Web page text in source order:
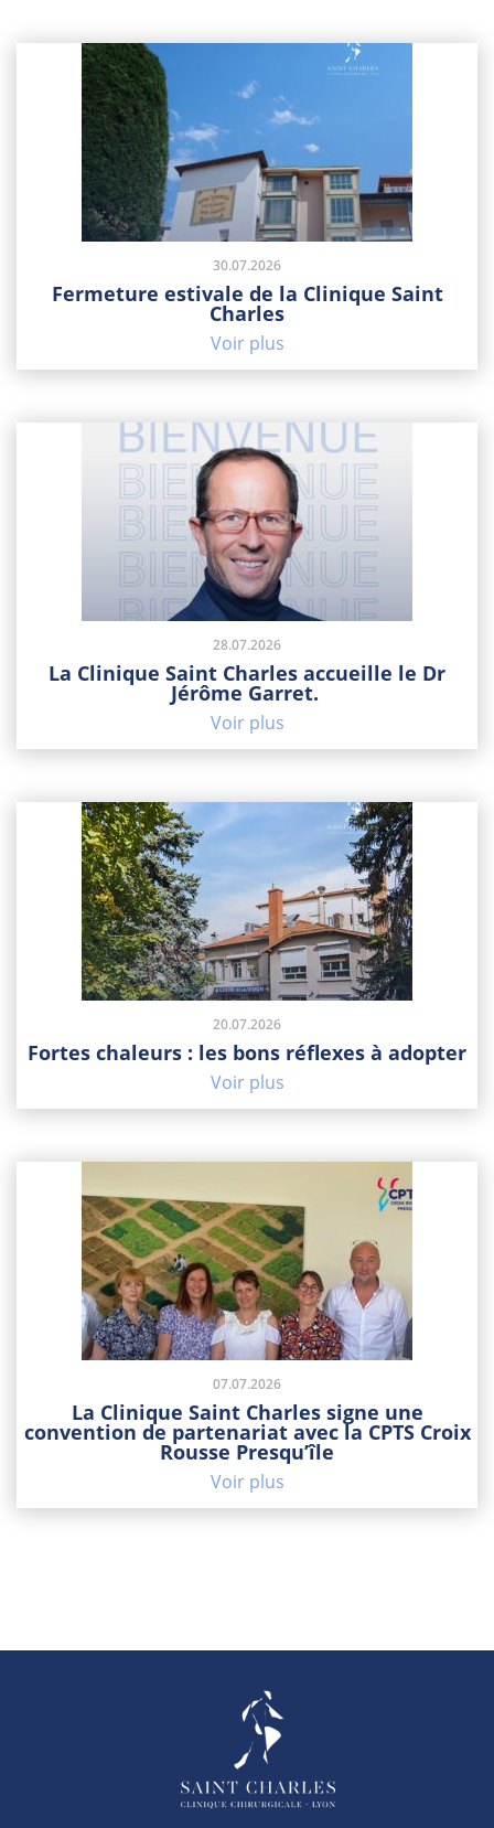
30.07.2026
Fermeture estivale de la Clinique Saint
Charles
Voir plus
28.07.2026
La Clinique Saint Charles accueille le Dr
Jérôme Garret.
Voir plus
20.07.2026
Fortes chaleurs : les bons réflexes à adopter
Voir plus
07.07.2026
La Clinique Saint Charles signe une
convention de partenariat avec la CPTS Croix
Rousse Presqu’île
Voir plus